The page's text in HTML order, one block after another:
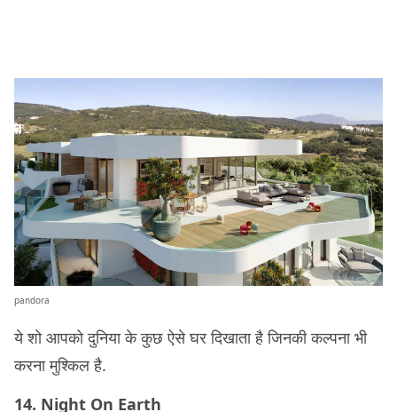
pandora
ये शो आपको दुनिया के कुछ ऐसे घर दिखाता है जिनकी कल्पना भी
करना मुश्किल है.
14. Night On Earth